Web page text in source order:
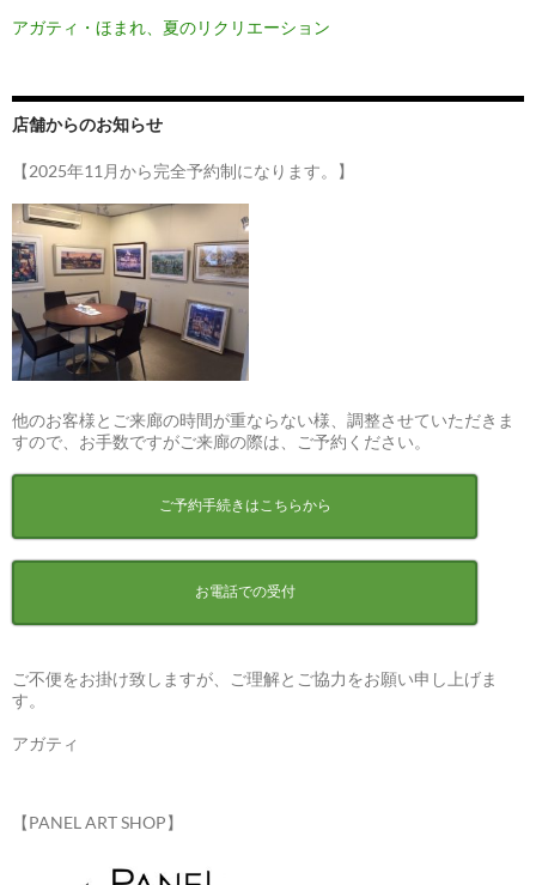
アガティ・ほまれ、夏のリクリエーション
店舗からのお知らせ
【2025年11月から完全予約制になります。】
他のお客様とご来廊の時間が重ならない様、調整させていただきま
すので、お手数ですがご来廊の際は、ご予約ください。
ご予約手続きはこちらから
お電話での受付
ご不便をお掛け致しますが、ご理解とご協力をお願い申し上げま
す。
アガティ
【PANEL ART SHOP】